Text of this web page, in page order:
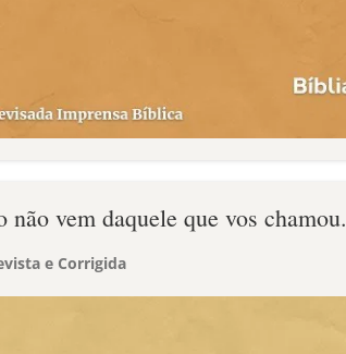
não vem daquele que vos chamou.
e Corrigida